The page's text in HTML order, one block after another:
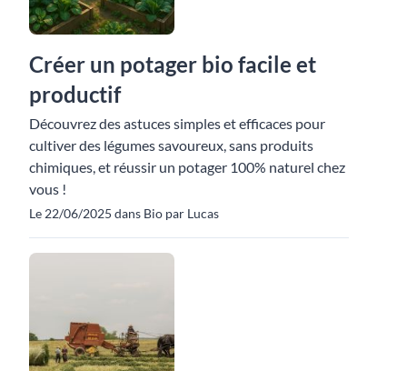
Créer un potager bio facile et
productif
Découvrez des astuces simples et efficaces pour
cultiver des légumes savoureux, sans produits
chimiques, et réussir un potager 100% naturel chez
vous !
Le 22/06/2025 dans Bio par Lucas